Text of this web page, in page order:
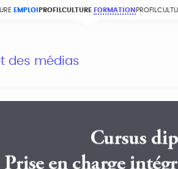
EMPLOI PROFILCULTURE FORMATION
des médias